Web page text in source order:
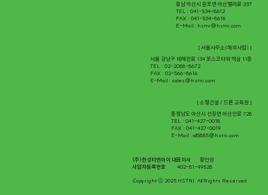
(주)한성티앤아이 대표이사 황인성
사업자등록번호 402-81-49528
Copyright ⓒ 2025 HSTNI. All Rights Reserved
충남 아산시 둔포면 아산밸리로 337
TEL : 041-534-8612
FAX : 041-534-8616
E-Mail : hstni@hstni.com
[ 서울사무소(해외사업) ]
서울 강남구 테헤란로 134 포스코타워 역삼 11층
TEL : 02-2088-8672
FAX : 02-566-8616
E-Mail : sales@hstni.com
[ 소형건설 / 드론 교육원 ]
충청남도 아산시 선장면 아산만로 728
TEL : 041-427-0018
FAX : 041-427-0019
E-Mail :all5885@hstni.com